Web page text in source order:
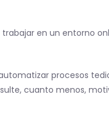
en un entorno
procesos
cuanto menos,